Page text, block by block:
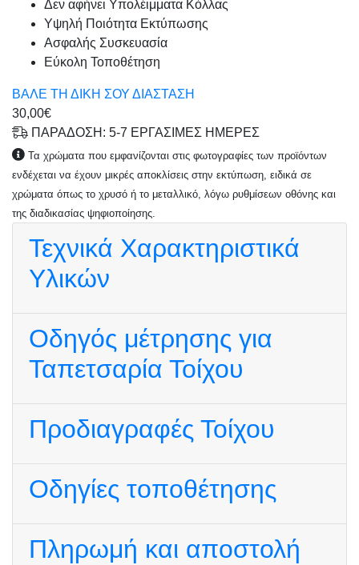
Δεν αφήνει Υπολέιμματα Κόλλας
Υψηλή Ποιότητα Εκτύπωσης
Ασφαλής Συσκευασία
Εύκολη Τοποθέτηση
ΒΑΛΕ ΤΗ ΔΙΚΗ ΣΟΥ ΔΙΑΣΤΑΣΗ
30,00€
ΠΑΡΑΔΟΣΗ: 5-7 ΕΡΓΑΣΙΜΕΣ ΗΜΕΡΕΣ
Τα χρώματα που εμφανίζονται στις φωτογραφίες των προϊόντων
ενδέχεται να έχουν μικρές αποκλίσεις στην εκτύπωση, ειδικά σε
χρώματα όπως το χρυσό ή το μεταλλικό, λόγω ρυθμίσεων οθόνης και
της διαδικασίας ψηφιοποίησης.
Τεχνικά Χαρακτηριστικά
Υλικών
Οδηγός μέτρησης για
Ταπετσαρία Τοίχου
Προδιαγραφές Τοίχου
Οδηγίες τοποθέτησης
Πληρωμή και αποστολή